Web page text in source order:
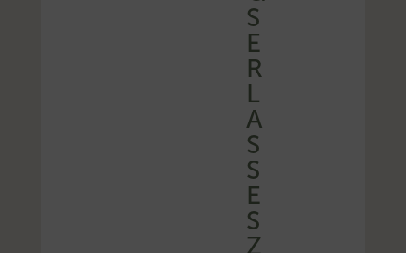
S
E
R
L
A
S
S
E
S
Z